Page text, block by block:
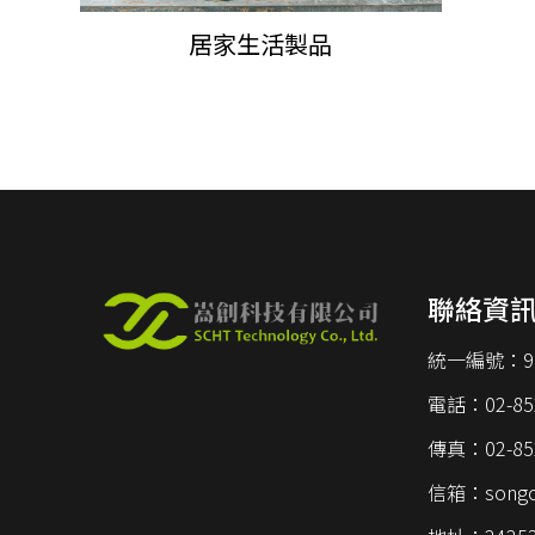
居家生活製品
聯絡資
統一編號：
電話： 02-
傳真： 02-
信箱：